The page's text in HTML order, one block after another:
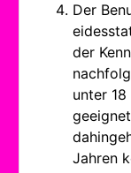
Der
der
unter
Jahren